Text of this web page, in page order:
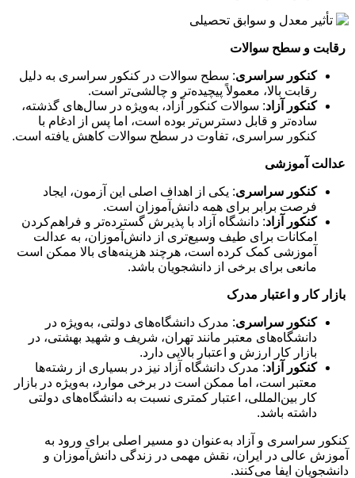
رقابت و سطح سوالات
کنکور سراسری: سطح سوالات در کنکور سراسری به دلیل
رقابت بالا، معمولاً پیچیده‌تر و چالشی‌تر است.
کنکور آزاد: سوالات کنکور آزاد، به‌ویژه در سال‌های گذشته،
ساده‌تر و قابل دسترس‌تر بوده است، اما پس از ادغام با
کنکور سراسری، تفاوت در سطح سوالات کاهش یافته است.
عدالت آموزشی
کنکور سراسری: یکی از اهداف اصلی این آزمون، ایجاد
فرصت برابر برای همه دانش‌آموزان است.
کنکور آزاد: دانشگاه آزاد با پذیرش گسترده‌تر و فراهم‌کردن
امکانات برای طیف وسیع‌تری از دانش‌آموزان، به عدالت
آموزشی کمک کرده است، هرچند هزینه‌های بالا ممکن است
مانعی برای برخی از دانشجویان باشد.
بازار کار و اعتبار مدرک
کنکور سراسری: مدرک دانشگاه‌های دولتی، به‌ویژه در
دانشگاه‌های معتبر مانند تهران، شریف و شهید بهشتی، در
بازار کار ارزش و اعتبار بالایی دارد.
کنکور آزاد: مدرک دانشگاه آزاد نیز در بسیاری از رشته‌ها
معتبر است، اما ممکن است در برخی موارد، به‌ویژه در بازار
کار بین‌المللی، اعتبار کمتری نسبت به دانشگاه‌های دولتی
داشته باشد.
کنکور سراسری و آزاد به‌عنوان دو مسیر اصلی برای ورود به
آموزش عالی در ایران، نقش مهمی در زندگی دانش‌آموزان و
دانشجویان ایفا می‌کنند.